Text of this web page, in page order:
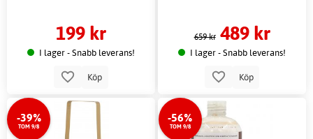
199 kr
I lager - Snabb leverans!
Köp
659 kr 489 kr
I lager - Snabb leverans!
Köp
-39%
TOM 9/8
-56%
TOM 9/8